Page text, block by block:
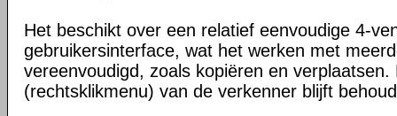
Het beschikt over een relatief eenvoudige 4-
gebruikersinterface, wat het werken met
vereenvoudigd, zoals kopiëren en
(rechtsklikmenu) van de verkenner blijft